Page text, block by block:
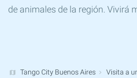
de animales de la región. Vivirá
Tango City Buenos Aires Visita a